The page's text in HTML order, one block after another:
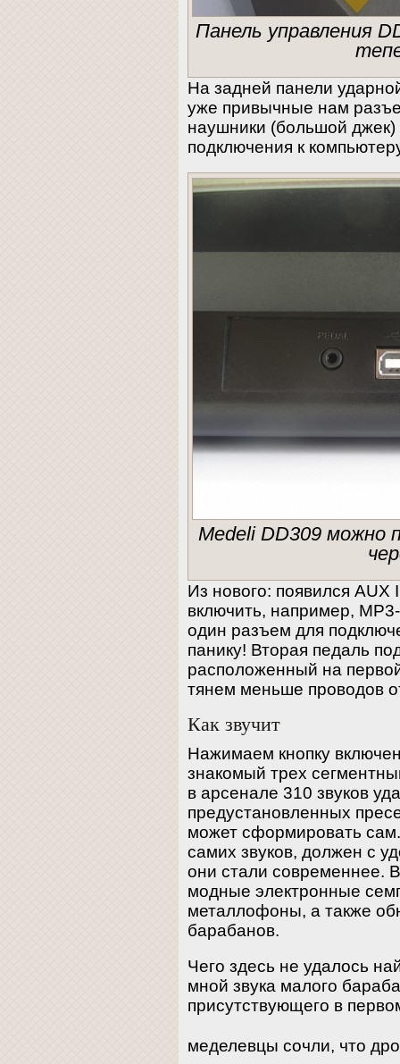
Панель управления
На задней панели
уже привычные нам
наушники (большой
подключения к
Medeli DD309 можно
Из нового: появился
включить, например,
один разъем для
панику! Вторая педаль
расположенный на
тянем меньше проводов
Как звучит
Нажимаем кнопку
знакомый трех
в арсенале 310 звуков
предустановленных
может сформировать сам.
самих звуков, должен с
они стали современнее.
модные электронные
металлофоны, а также
барабанов.
Чего здесь не удалось
мной звука малого
присутствующего в
меделевцы сочли, что